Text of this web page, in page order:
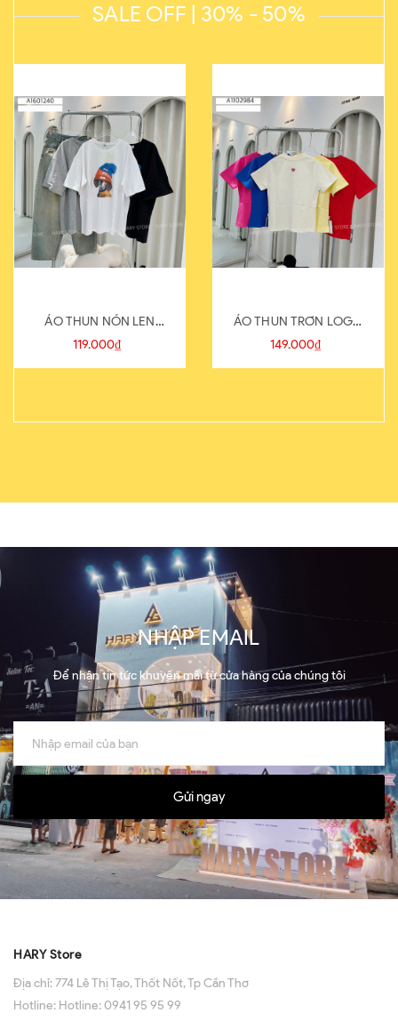
SALE OFF | 30% - 50%
ÁO THUN NÓN LEN
821-1
119.000₫
ÁO THUN TRƠN LOGO
SAU
149.000₫
NHẬP EMAIL
Để nhận tin tức khuyến mãi từ cửa hàng của chúng tôi
Gửi ngay
HARY Store
Địa chỉ:774 Lê Thị Tạo, Thốt Nốt, Tp Cần Thơ
Hotline: Hotline: 0941 95 95 99